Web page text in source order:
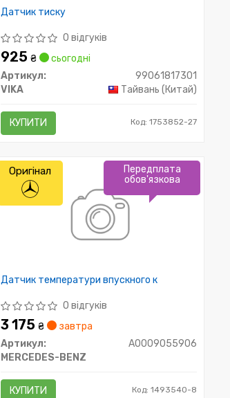
Датчик тиску
0 відгуків
925₴
сьогодні
Артикул:
99061817301
VIKA
Тайвань (Китай)
КУПИТИ Код: 1753852-27
Датчик температури впускного к
0 відгуків
3 175₴
завтра
Артикул:
A0009055906
MERCEDES-BENZ
КУПИТИ Код: 1493540-8
Передплата
обов'язкова
Оригінал